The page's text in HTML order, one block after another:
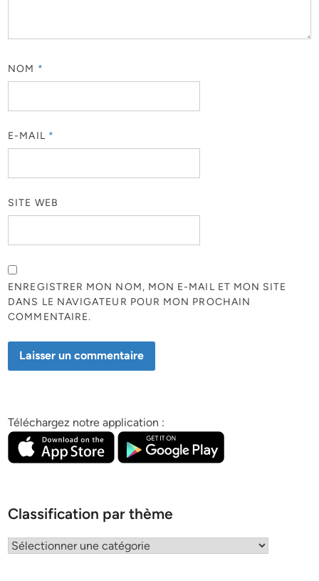
NOM *
E-MAIL *
SITE WEB
ENREGISTRER MON NOM, MON E-MAIL ET MON SITE
DANS LE NAVIGATEUR POUR MON PROCHAIN
COMMENTAIRE.
Téléchargez notre application :
Classification par thème
Classification